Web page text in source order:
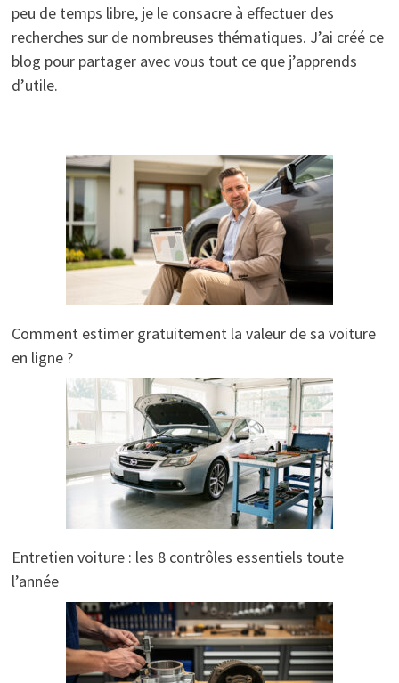
peu de temps libre, je le consacre à effectuer des
recherches sur de nombreuses thématiques. J’ai créé ce
blog pour partager avec vous tout ce que j’apprends
d’utile.
Comment estimer gratuitement la valeur de sa voiture
en ligne ?
Entretien voiture : les 8 contrôles essentiels toute
l’année